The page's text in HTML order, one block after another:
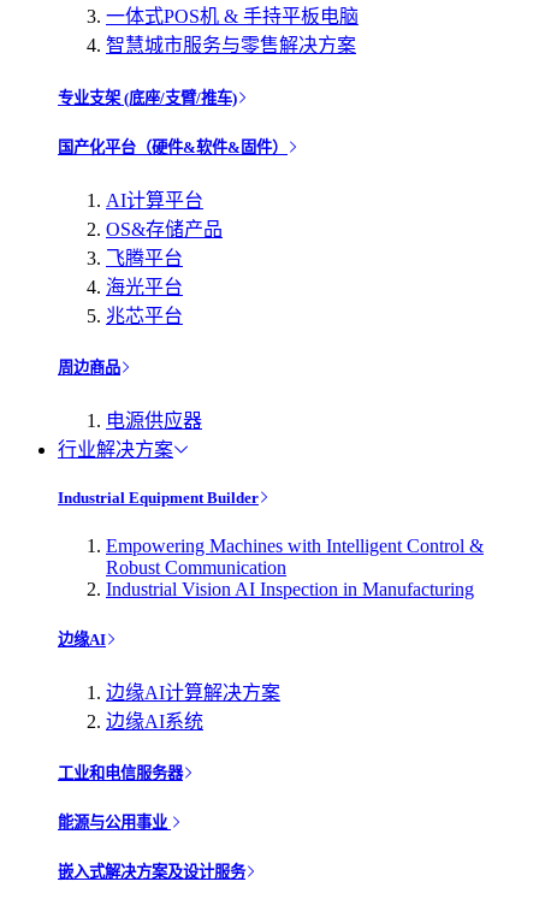
一体式POS机 & 手持平板电脑
智慧城市服务与零售解决方案
专业支架 (底座/支臂/推车)
国产化平台（硬件&软件&固件）
AI计算平台
OS&存储产品
飞腾平台
海光平台
兆芯平台
周边商品
电源供应器
行业解决方案
Industrial Equipment Builder
Empowering Machines with Intelligent Control &
Robust Communication
Industrial Vision AI Inspection in Manufacturing
边缘AI
边缘AI计算解决方案
边缘AI系统
工业和电信服务器
能源与公用事业
嵌入式解决方案及设计服务